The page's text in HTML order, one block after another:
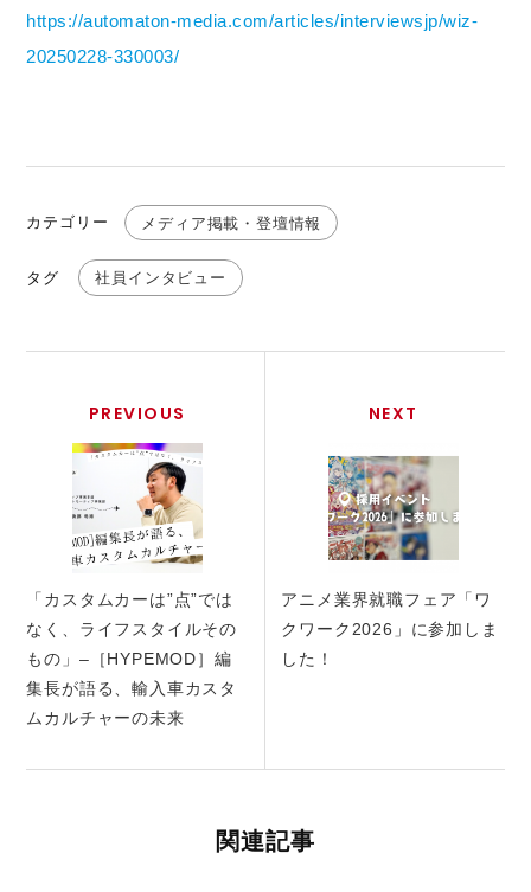
https://automaton-media.com/articles/interviewsjp/wiz-
20250228-330003/
カテゴリー メディア掲載・登壇情報
タグ 社員インタビュー
PREVIOUS
「カスタムカーは”点”では
なく、ライフスタイルその
もの」–［HYPEMOD］編
集長が語る、輸入車カスタ
ムカルチャーの未来
NEXT
アニメ業界就職フェア「ワ
クワーク2026」に参加しま
した！
関連記事